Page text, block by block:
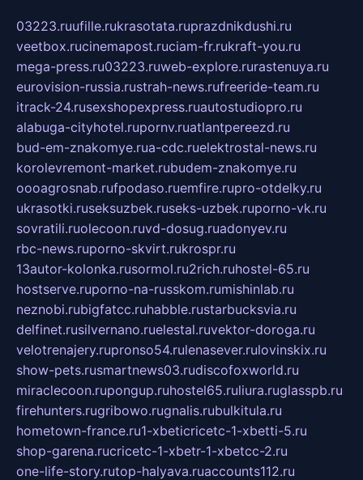
03223.ruufille.rukrasotata.ruprazdnikdushi.ru
veetbox.rucinemapost.ruciam-fr.rukraft-you.ru
mega-press.ru03223.ruweb-explore.rurastenuya.ru
eurovision-russia.rustrah-news.rufreeride-team.ru
itrack-24.rusexshopexpress.ruautostudiopro.ru
alabuga-cityhotel.rupornv.ruatlantpereezd.ru
bud-em-znakomye.rua-cdc.ruelektrostal-news.ru
korolevremont-market.rubudem-znakomye.ru
oooagrosnab.rufpodaso.ruemfire.rupro-otdelky.ru
ukrasotki.ruseksuzbek.ruseks-uzbek.ruporno-vk.ru
sovratili.ruolecoon.ruvd-dosug.ruadonyev.ru
rbc-news.ruporno-skvirt.rukrospr.ru
13autor-kolonka.rusormol.ru2rich.ruhostel-65.ru
hostserve.ruporno-na-russkom.rumishinlab.ru
neznobi.rubigfatcc.ruhabble.rustarbucksvia.ru
delfinet.rusilvernano.ruelestal.ruvektor-doroga.ru
velotrenajery.rupronso54.rulenasever.rulovinskix.ru
show-pets.rusmartnews03.rudiscofoxworld.ru
miraclecoon.rupongup.ruhostel65.ruliura.ruglasspb.ru
firehunters.rugribowo.rugnalis.rubulkitula.ru
hometown-france.ru1-xbeticricetc-1-xbetti-5.ru
shop-garena.rucricetc-1-xbetr-1-xbetcc-2.ru
one-life-story.rutop-halyava.ruaccounts112.ru